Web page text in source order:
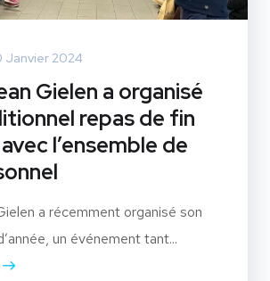
Janvier 2024
Gielen a organisé
repas de fin
l’ensemble de
a récemment organisé son
un événement tant...